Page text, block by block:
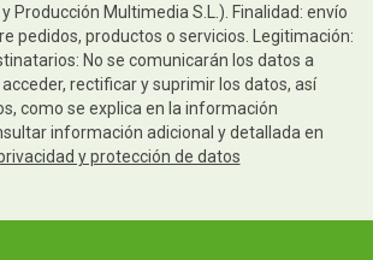
Producción Multimedia S.L.). Finalidad: envío
pedidos, productos o servicios. Legitimación:
No se comunicarán los datos a
rectificar y suprimir los datos, así
como se explica en la información
información adicional y detallada en
y protección de datos